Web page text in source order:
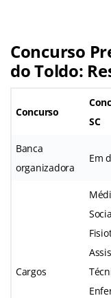
Concurso
do Toldo:
Concurso
SC
Banca
organizadora
Em
Cargos